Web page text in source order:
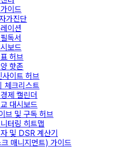
이드
가진단
이션
독서
보드
허브
핫존
이트 허브
체크리스트
제 캘린더
대시보드
브 및 구독 허브
터링 히트맵
및 DSR 계산기
매니지먼트) 가이드